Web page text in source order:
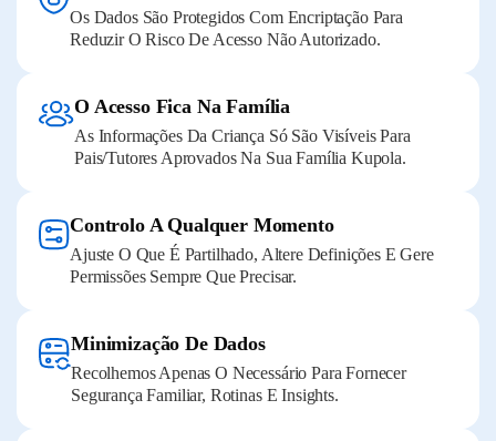
Os Dados São Protegidos Com Encriptação Para
Reduzir O Risco De Acesso Não Autorizado.
O Acesso Fica Na Família
As Informações Da Criança Só São Visíveis Para
Pais/tutores Aprovados Na Sua Família Kupola.
Controlo A Qualquer Momento
Ajuste O Que É Partilhado, Altere Definições E Gere
Permissões Sempre Que Precisar.
Minimização De Dados
Recolhemos Apenas O Necessário Para Fornecer
Segurança Familiar, Rotinas E Insights.